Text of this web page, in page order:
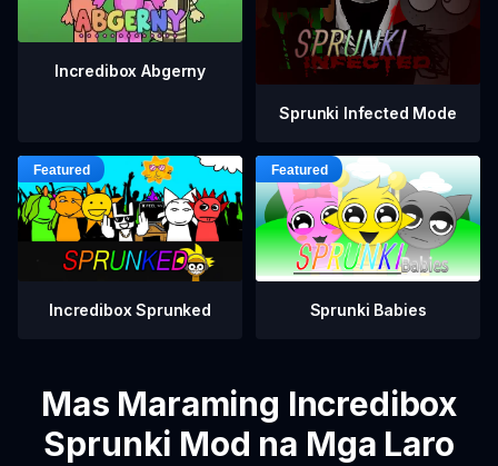
Incredibox Abgerny
Sprunki Infected Mode
Incredibox Sprunked Sprunki Babies
Mas Maraming Incredibox
Sprunki Mod na Mga Laro